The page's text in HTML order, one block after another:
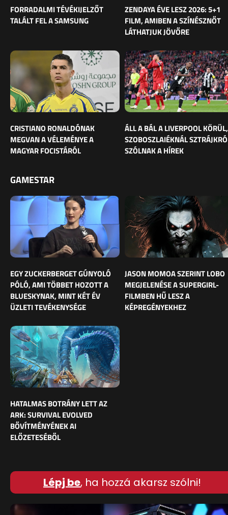
FORRADALMI TÉVÉKIJELZŐT
TALÁLT FEL A SAMSUNG
ZENDAYA ÉVE LESZ 2026: 5+1
FILM, AMIBEN A SZÍNÉSZNŐT
LÁTHATJUK JÖVŐRE
CRISTIANO RONALDÓNAK
MEGVAN A VÉLEMÉNYE A
MAGYAR FOCISTÁRÓL
ÁLL A BÁL A LIVERPOOL KÖRÜL,
SZOBOSZLAIÉKNÁL
SZÓLNAK A HÍREK
GAMESTAR
EGY ZUCKERBERGET GÚNYOLÓ
PÓLÓ, AMI TÖBBET HOZOTT A
BLUESKYNAK, MINT KÉT ÉV
ÜZLETI TEVÉKENYSÉGE
JASON MOMOA SZERINT LOBO
MEGJELENÉSE A SUPERGIRL-
FILMBEN HŰ LESZ A
KÉPREGÉNYEKHEZ
HATALMAS BOTRÁNY LETT AZ
ARK: SURVIVAL EVOLVED
BŐVÍTMÉNYÉNEK AI
ELŐZETESÉBŐL
Lépj be, ha hozzá akarsz szólni!